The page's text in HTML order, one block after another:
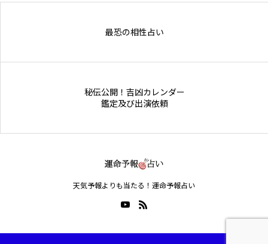
最恐の相性占い
秘伝公開！吉凶カレンダー
鑑定及び出演依頼
天気予報よりも当たる！運命予報占い